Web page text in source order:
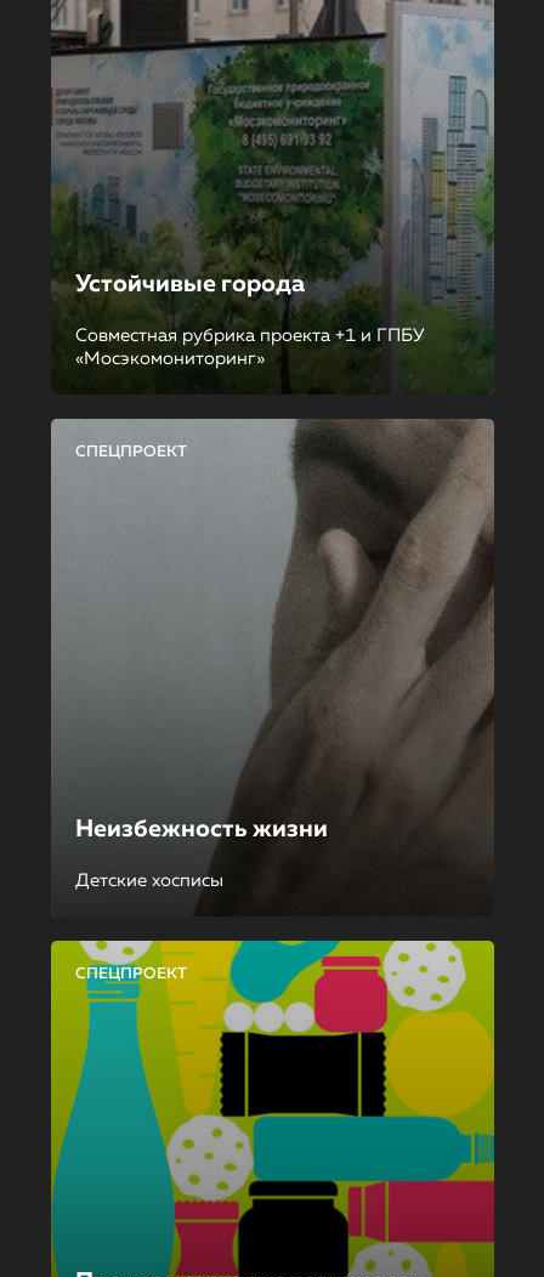
Устойчивые города
Совместная рубрика проекта +1 и ГПБУ
«Мосэкомониторинг»
СПЕЦПРОЕКТ
Неизбежность жизни
Детские хосписы
СПЕЦПРОЕКТ